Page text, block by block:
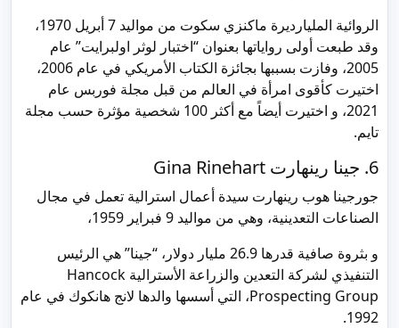
الروائية المليارديرة ماكنزي سكوت من مواليد 7 أبريل 1970،
وقد طبعت أولى رواياتها بعنوان “اختبار لوثر اولبرايت” عام
2005، وفازت بسببها بجائزة الكتاب الأمريكي في عام 2006،
اختيرت كأقوى امرأة في العالم من قبل مجلة فوربس عام
2021، و اختيرت أيضاً مع أكثر 100 شخصية مؤثرة حسب مجلة
تايم.
6. جينا رينهارت Gina Rinehart
جورجينا هوب رينهارت سيدة أعمال استرالية تعمل في مجال
الصناعات التعدينية، وهي من مواليد 9 فبراير 1959،
و بثروة صافية قدرها 26.9 مليار دولار، “جينا” هي الرئيس
التنفيذي لشركة التعدين والزراعة الأسترالية Hancock
Prospecting Group، التي أسسها والدها لانج هانكوك في عام
1992.